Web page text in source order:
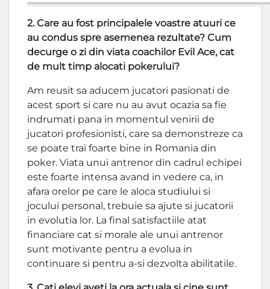
2. Care au fost principalele voastre atuuri ce
au condus spre asemenea rezultate? Cum
decurge o zi din viata coachilor Evil Ace, cat
de mult timp alocati pokerului?
Am reusit sa aducem jucatori pasionati de
acest sport si care nu au avut ocazia sa fie
indrumati pana in momentul venirii de
jucatori profesionisti, care sa demonstreze ca
se poate trai foarte bine in Romania din
poker. Viata unui antrenor din cadrul echipei
este foarte intensa avand in vedere ca, in
afara orelor pe care le aloca studiului si
jocului personal, trebuie sa ajute si jucatorii
in evolutia lor. La final satisfactiile atat
financiare cat si morale ale unui antrenor
sunt motivante pentru a evolua in
continuare si pentru a-si dezvolta abilitatile.